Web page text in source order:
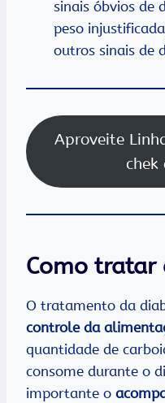
sinais óbvios de
peso
outros sinais de
Aproveite
chek
Como tratar
O tratamento da
controle da
quantidade de
consome durante o
importante o